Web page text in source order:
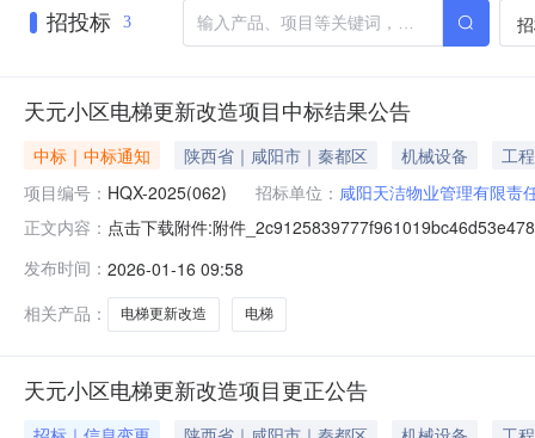
招投标 3
天元小区电梯更新改造项目中标结果公告
中标｜中标通知 陕西省｜咸阳市｜秦都区 机械设备
工程
项目编号： HQX-2025(062) 招标单位： 咸阳天洁物业管理有限责
正文内容： 点击下载附件:附件
发布时间： 2026-01-16 09:58
相关产品：
电梯更新改造 电梯
天元小区电梯更新改造项目更正公告